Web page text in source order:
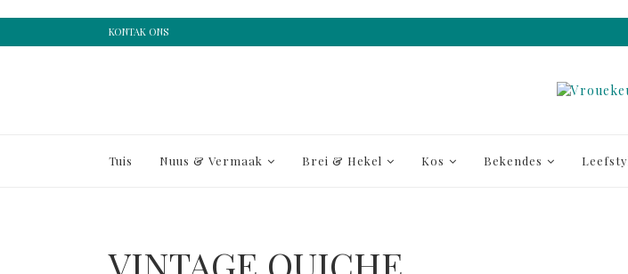
KONTAK ONS
Tuis Nuus & Vermaak Brei & Hekel Kos Bekendes